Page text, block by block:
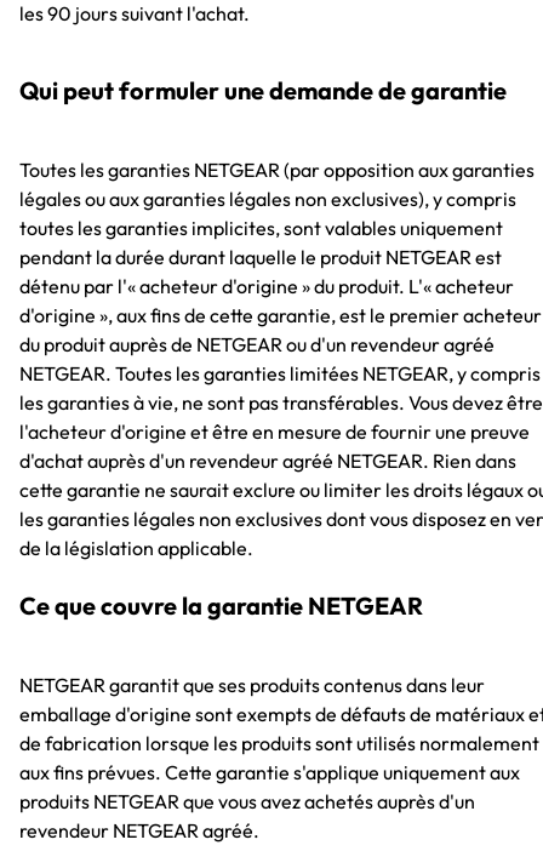
les 90 jours suivant l'achat.
Qui peut formuler une demande de garantie
Toutes les garanties NETGEAR (par opposition aux garanties
légales ou aux garanties légales non exclusives), y compris
toutes les garanties implicites, sont valables uniquement
pendant la durée durant laquelle le produit NETGEAR est
détenu par l'« acheteur d'origine » du produit. L'« acheteur
d'origine », aux fins de cette garantie, est le premier acheteur
du produit auprès de NETGEAR ou d'un revendeur agréé
NETGEAR. Toutes les garanties limitées NETGEAR, y compris
les garanties à vie, ne sont pas transférables. Vous devez être
l'acheteur d'origine et être en mesure de fournir une preuve
d'achat auprès d'un revendeur agréé NETGEAR. Rien dans
cette garantie ne saurait exclure ou limiter les droits légaux
les garanties légales non exclusives dont vous disposez en
de la législation applicable.
Ce que couvre la garantie NETGEAR
NETGEAR garantit que ses produits contenus dans leur
emballage d'origine sont exempts de défauts de matériaux
de fabrication lorsque les produits sont utilisés normalement
aux fins prévues. Cette garantie s'applique uniquement aux
produits NETGEAR que vous avez achetés auprès d'un
revendeur NETGEAR agréé.